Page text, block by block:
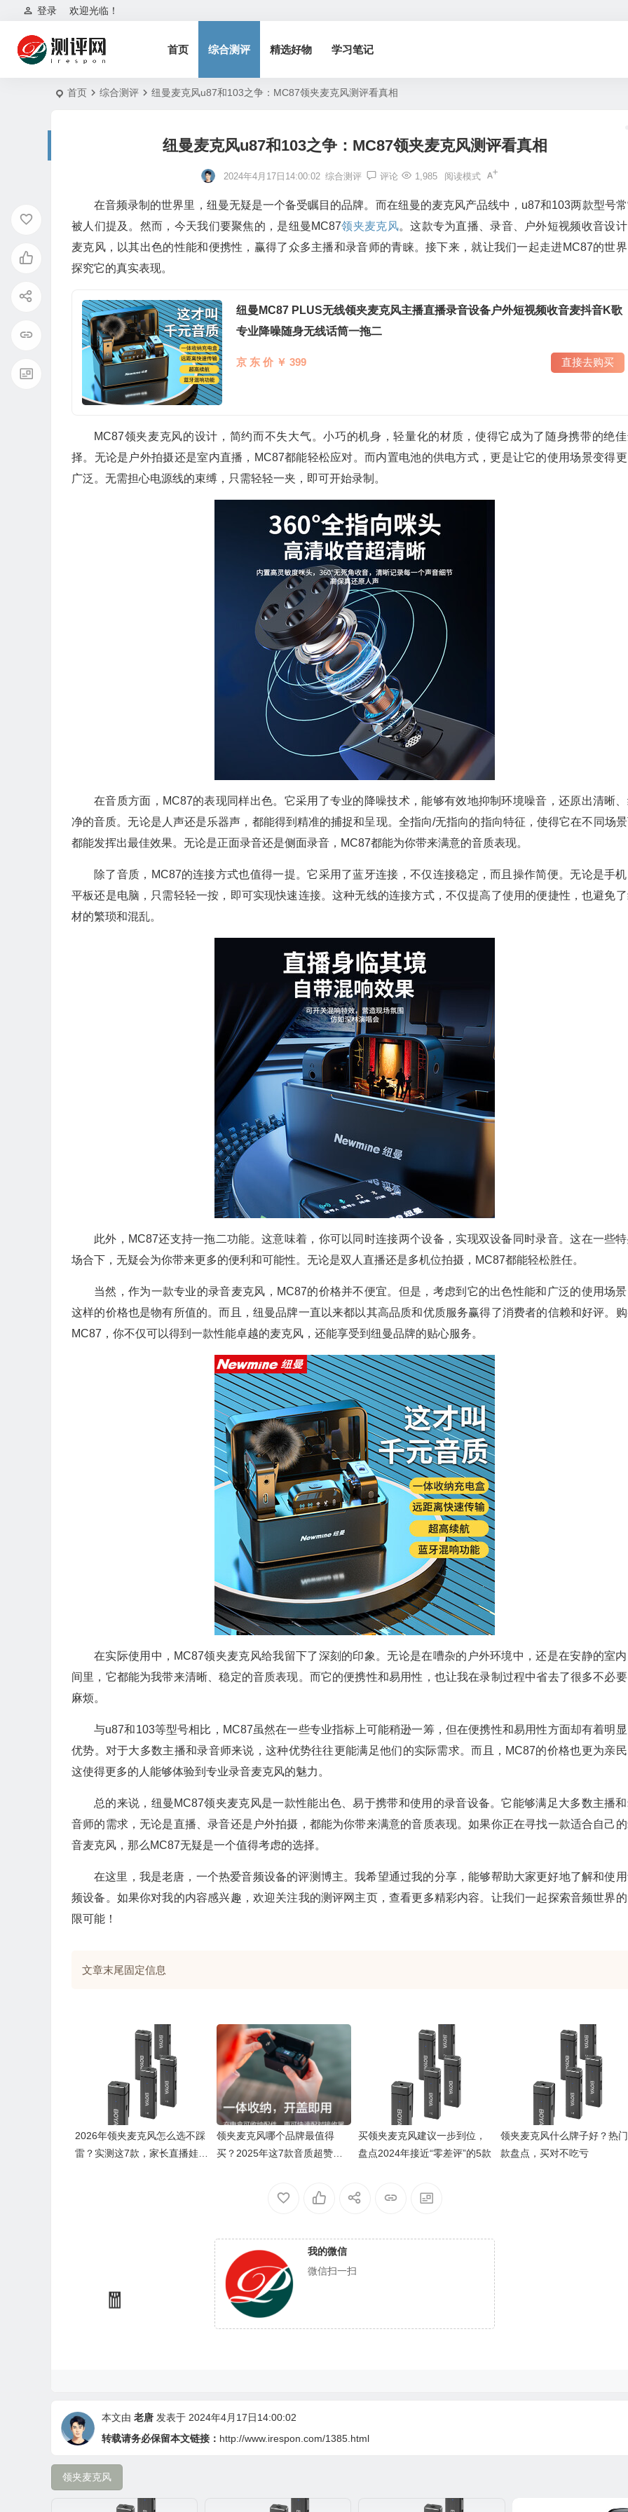
欢迎光临！
登录
首页 综合测评 精选好物 学习笔记
首页 综合测评 纽曼麦克风u87和103之争：MC87领夹麦克风测评看真相
纽曼麦克风u87和103之争：MC87领夹麦克风测评看真相
2024年4月17日14:00:02 综合测评 评论 1,985 阅读模式
在音频录制的世界里，纽曼无疑是一个备受瞩目的品牌。而在纽曼的麦克风产品线中，u87和103两款型号
被人们提及。然而，今天我们要聚焦的，是纽曼MC87领夹麦克风。这款专为直播、录音、户外短视频收音设
麦克风，以其出色的性能和便携性，赢得了众多主播和录音师的青睐。接下来，就让我们一起走进MC87的世
探究它的真实表现。
纽曼MC87 PLUS无线领夹麦克风主播直播录音设备户外短视频收音麦抖音K歌
专业降噪随身无线话筒一拖二
京 东 价 ￥ 399 直接去购买
MC87领夹麦克风的设计，简约而不失大气。小巧的机身，轻量化的材质，使得它成为了随身携带的绝
择。无论是户外拍摄还是室内直播，MC87都能轻松应对。而内置电池的供电方式，更是让它的使用场景变得
广泛。无需担心电源线的束缚，只需轻轻一夹，即可开始录制。
在音质方面，MC87的表现同样出色。它采用了专业的降噪技术，能够有效地抑制环境噪音，还原出清晰
净的音质。无论是人声还是乐器声，都能得到精准的捕捉和呈现。全指向/无指向的指向特征，使得它在不同场
都能发挥出最佳效果。无论是正面录音还是侧面录音，MC87都能为你带来满意的音质表现。
除了音质，MC87的连接方式也值得一提。它采用了蓝牙连接，不仅连接稳定，而且操作简便。无论是手
平板还是电脑，只需轻轻一按，即可实现快速连接。这种无线的连接方式，不仅提高了使用的便捷性，也避免
材的繁琐和混乱。
此外，MC87还支持一拖二功能。这意味着，你可以同时连接两个设备，实现双设备同时录音。这在一些
场合下，无疑会为你带来更多的便利和可能性。无论是双人直播还是多机位拍摄，MC87都能轻松胜任。
当然，作为一款专业的录音麦克风，MC87的价格并不便宜。但是，考虑到它的出色性能和广泛的使用场
这样的价格也是物有所值的。而且，纽曼品牌一直以来都以其高品质和优质服务赢得了消费者的信赖和好评。
MC87，你不仅可以得到一款性能卓越的麦克风，还能享受到纽曼品牌的贴心服务。
在实际使用中，MC87领夹麦克风给我留下了深刻的印象。无论是在嘈杂的户外环境中，还是在安静的室
间里，它都能为我带来清晰、稳定的音质表现。而它的便携性和易用性，也让我在录制过程中省去了很多不必
麻烦。
与u87和103等型号相比，MC87虽然在一些专业指标上可能稍逊一筹，但在便携性和易用性方面却有着明
优势。对于大多数主播和录音师来说，这种优势往往更能满足他们的实际需求。而且，MC87的价格也更为亲
这使得更多的人能够体验到专业录音麦克风的魅力。
总的来说，纽曼MC87领夹麦克风是一款性能出色、易于携带和使用的录音设备。它能够满足大多数主播
音师的需求，无论是直播、录音还是户外拍摄，都能为你带来满意的音质表现。如果你正在寻找一款适合自己
音麦克风，那么MC87无疑是一个值得考虑的选择。
在这里，我是老唐，一个热爱音频设备的评测博主。我希望通过我的分享，能够帮助大家更好地了解和使
频设备。如果你对我的内容感兴趣，欢迎关注我的测评网主页，查看更多精彩内容。让我们一起探索音频世界
限可能！
文章末尾固定信息
2026年领夹麦克风怎么选不踩
雷？实测这7款，家长直播娃上
领夹麦克风哪个品牌最值得
买？2025年这7款音质超赞，
买领夹麦克风建议一步到位，
盘点2024年接近“零差评”的5款
领夹麦克风什么牌子好？热门
款盘点，买对不吃亏
我的微信
微信扫一扫
本文由 老唐 发表于 2024年4月17日14:00:02
转载请务必保留本文链接： http://www.irespon.com/1385.html
领夹麦克风